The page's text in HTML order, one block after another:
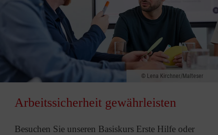
Lena Kirchner/Malteser
Arbeitssicherheit gewährleisten
Besuchen Sie unseren Basiskurs Erste Hilfe oder